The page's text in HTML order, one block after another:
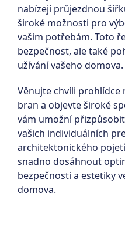
nabízejí průjezdnou
široké možnosti pro
vašim potřebám. Toto
bezpečnost, ale také
užívání vašeho domova.
Věnujte chvíli prohlídce
bran a objevte široké
vám umožní
vašich individuálních
architektonického
snadno dosáhnout
bezpečnosti a estetiky
domova.